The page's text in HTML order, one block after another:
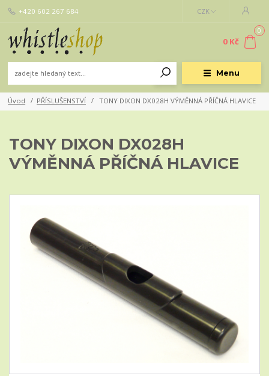
Menu
CZK
+420 602 267 684
0
0 Kč
Úvod PŘÍSLUŠENSTVÍ TONY DIXON DX028H VÝMĚNNÁ PŘÍČNÁ HLAVICE
TONY DIXON DX028H
VÝMĚNNÁ PŘÍČNÁ HLAVICE